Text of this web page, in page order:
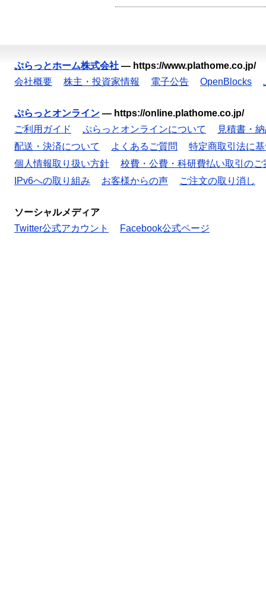
ぷらっとホーム株式会社 — https://www.plathome.co.jp/
会社概要
株主・投資家情報 電子公告 OpenBlocks
ぷらっとオンライン — https://online.plathome.co.jp/
ご利用ガイド
ぷらっとオンラインについて
見積書・
配送・決済について
よくあるご質問
特定商取引法に
個人情報取り扱い方針
校費・公費・科研費払い取引のご
IPv6への取り組み
お客様からの声 ご注文の取り消し
ソーシャルメディア
Twitter公式アカウント
Facebook公式ページ